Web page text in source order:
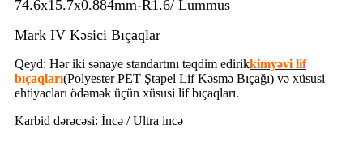
74.6x15.7x0.884mm-R1.6/ Lummus
Mark IV Kəsici Bıçaqlar
Qeyd: Hər iki sənaye standartını təqdim edirikkimyəvi lif
bıçaqları(Polyester PET Ştapel Lif Kəsmə Bıçağı) və xüsusi
ehtiyacları ödəmək üçün xüsusi lif bıçaqları.
Karbid dərəcəsi: İncə / Ultra incə